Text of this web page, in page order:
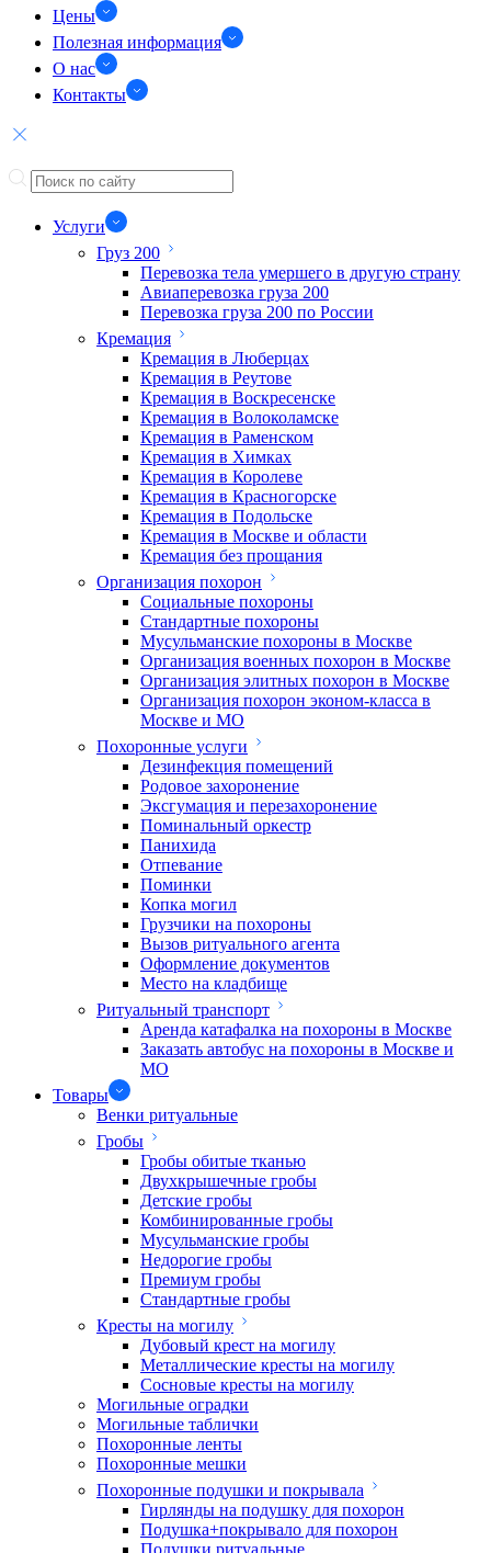
Цены
Полезная информация
О нас
Контакты
Услуги
Груз 200
Перевозка тела умершего в другую страну
Авиаперевозка груза 200
Перевозка груза 200 по России
Кремация
Кремация в Люберцах
Кремация в Реутове
Кремация в Воскресенске
Кремация в Волоколамске
Кремация в Раменском
Кремация в Химках
Кремация в Королеве
Кремация в Красногорске
Кремация в Подольске
Кремация в Москве и области
Кремация без прощания
Организация похорон
Социальные похороны
Стандартные похороны
Мусульманские похороны в Москве
Организация военных похорон в Москве
Организация элитных похорон в Москве
Организация похорон эконом-класса в
Москве и МО
Похоронные услуги
Дезинфекция помещений
Родовое захоронение
Эксгумация и перезахоронение
Поминальный оркестр
Панихида
Отпевание
Поминки
Копка могил
Грузчики на похороны
Вызов ритуального агента
Оформление документов
Место на кладбище
Ритуальный транспорт
Аренда катафалка на похороны в Москве
Заказать автобус на похороны в Москве и
МО
Товары
Венки ритуальные
Гробы
Гробы обитые тканью
Двухкрышечные гробы
Детские гробы
Комбинированные гробы
Мусульманские гробы
Недорогие гробы
Премиум гробы
Стандартные гробы
Кресты на могилу
Дубовый крест на могилу
Металлические кресты на могилу
Сосновые кресты на могилу
Могильные оградки
Могильные таблички
Похоронные ленты
Похоронные мешки
Похоронные подушки и покрывала
Гирлянды на подушку для похорон
Подушка+покрывало для похорон
Подушки ритуальные